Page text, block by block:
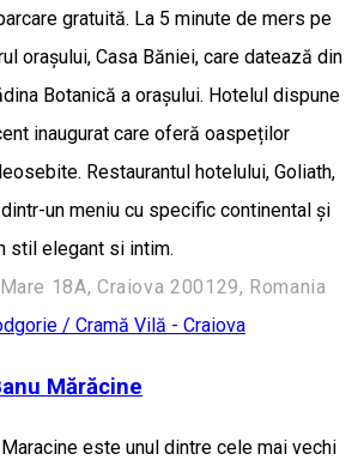
gratuită. La 5 minute de mers pe
oraşului, Casa Băniei, care datează din
Botanică a oraşului. Hotelul dispune
inaugurat care oferă oaspeților
Restaurantul hotelului, Goliath,
un meniu cu specific continental și
stil elegant si intim.
18A, Craiova 200129, Romania
/ Cramă Vilă - Craiova
Mărăcine
este unul dintre cele mai vechi